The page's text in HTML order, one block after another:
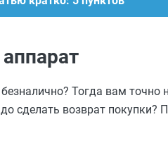
Тогда вам точно
сделать возврат покупки?